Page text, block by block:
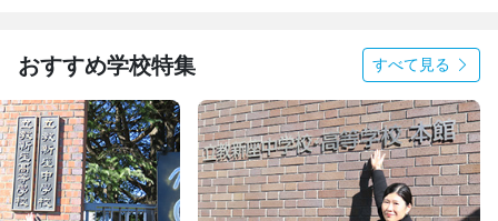
おすすめ学校特集 すべて見る